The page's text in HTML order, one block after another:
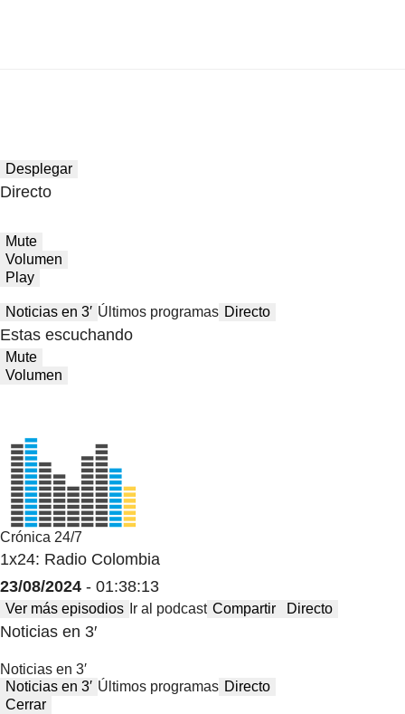
Desplegar
Directo
Mute
Volumen
Play
Noticias en 3′ Últimos programas Directo
Estas escuchando
Mute
Volumen
Crónica 24/7
1x24: Radio Colombia
23/08/2024 - 01:38:13
Ver más episodios Ir al podcast Compartir Directo
Noticias en 3′
Noticias en 3′
Noticias en 3′ Últimos programas Directo
Cerrar